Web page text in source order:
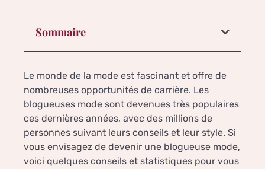
Sommaire
Le monde de la mode est fascinant et offre de
nombreuses opportunités de carrière. Les
blogueuses mode sont devenues très populaires
ces dernières années, avec des millions de
personnes suivant leurs conseils et leur style. Si
vous envisagez de devenir une blogueuse mode,
voici quelques conseils et statistiques pour vous